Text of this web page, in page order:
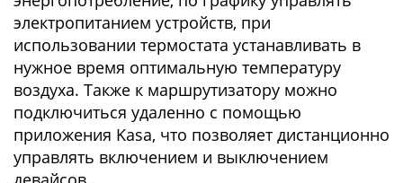
электропитанием устройств, при
использовании термостата устанавливать в
нужное время оптимальную температуру
воздуха. Также к маршрутизатору можно
подключиться удаленно с помощью
приложения Kasa, что позволяет дистанционно
управлять включением и выключением